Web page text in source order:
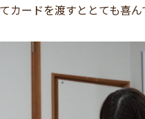
カードを渡すととても喜